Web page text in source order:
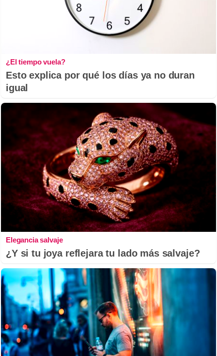
¿El tiempo vuela?
Esto explica por qué los días ya no duran
igual
Elegancia salvaje
¿Y si tu joya reflejara tu lado más salvaje?